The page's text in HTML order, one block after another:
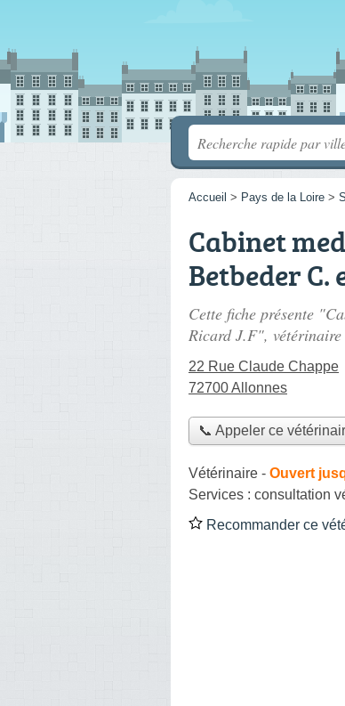
Accueil > Pays de la Loire >
Cabinet
Betbeder C.
Cette fiche présente
Ricard J.F", vétérinaire
22 Rue Claude Chappe
72700 Allonnes
📞 Appeler ce
Vétérinaire - Ouvert
Services : consultation
Recommander ce